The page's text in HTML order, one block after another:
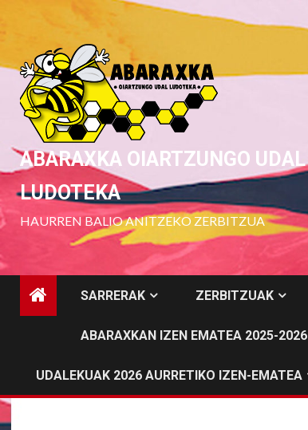
to
content
ABARAXKA OIARTZUNGO UDAL
LUDOTEKA
HAURREN BALIO ANITZEKO ZERBITZUA
SARRERAK ZERBITZUAK
ABARAXKAN IZEN EMATEA 2025-2026
UDALEKUAK 2026 AURRETIKO IZEN-EMATEA